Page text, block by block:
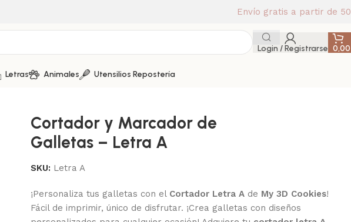
Envío gratis a partir de
Login / Registrarse
Letras Animales Utensilios Repostería
Cortador y Marcador de
Galletas – Letra A
SKU: Letra A
¡Personaliza tus galletas con el Cortador Letra Ade My 3D Cookies!
Fácil de imprimir, único de disfrutar. ¡Crea galletas con diseños